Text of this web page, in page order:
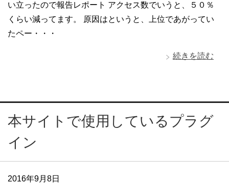
い立ったので報告レポート アクセス数でいうと、５０％
くらい減ってます。 原因はというと、上位であがってい
たペー・・・
続きを読む
本サイトで使用しているプラグ
イン
2016年9月8日